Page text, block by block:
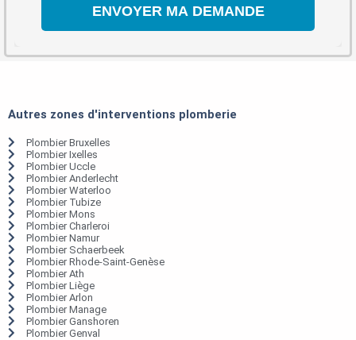
Autres zones d'interventions plomberie
Plombier Bruxelles
Plombier Ixelles
Plombier Uccle
Plombier Anderlecht
Plombier Waterloo
Plombier Tubize
Plombier Mons
Plombier Charleroi
Plombier Namur
Plombier Schaerbeek
Plombier Rhode-Saint-Genèse
Plombier Ath
Plombier Liège
Plombier Arlon
Plombier Manage
Plombier Ganshoren
Plombier Genval